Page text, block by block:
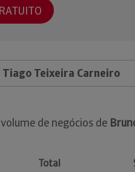
Tiago Teixeira Carneiro
de negócios de
Total